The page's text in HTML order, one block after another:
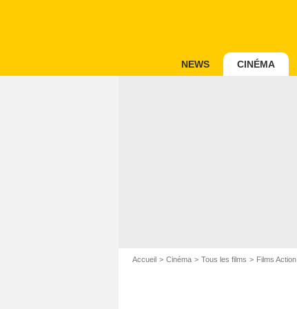
NEWS CINÉMA
Accueil Cinéma Tous les films Films Action